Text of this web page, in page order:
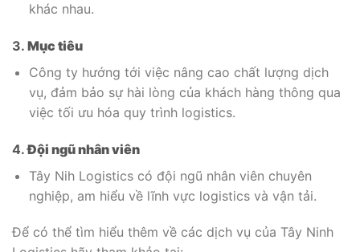
khác nhau.
3. Mục tiêu
Công ty hướng tới việc nâng cao chất lượng dịch
vụ, đảm bảo sự hài lòng của khách hàng thông qua
việc tối ưu hóa quy trình logistics.
4.Đội ngũ nhân viên
Tây Nih Logistics có đội ngũ nhân viên chuyên
nghiệp, am hiểu về lĩnh vực logistics và vận tải.
Để có thể tìm hiểu thêm về các dịch vụ của Tây Ninh